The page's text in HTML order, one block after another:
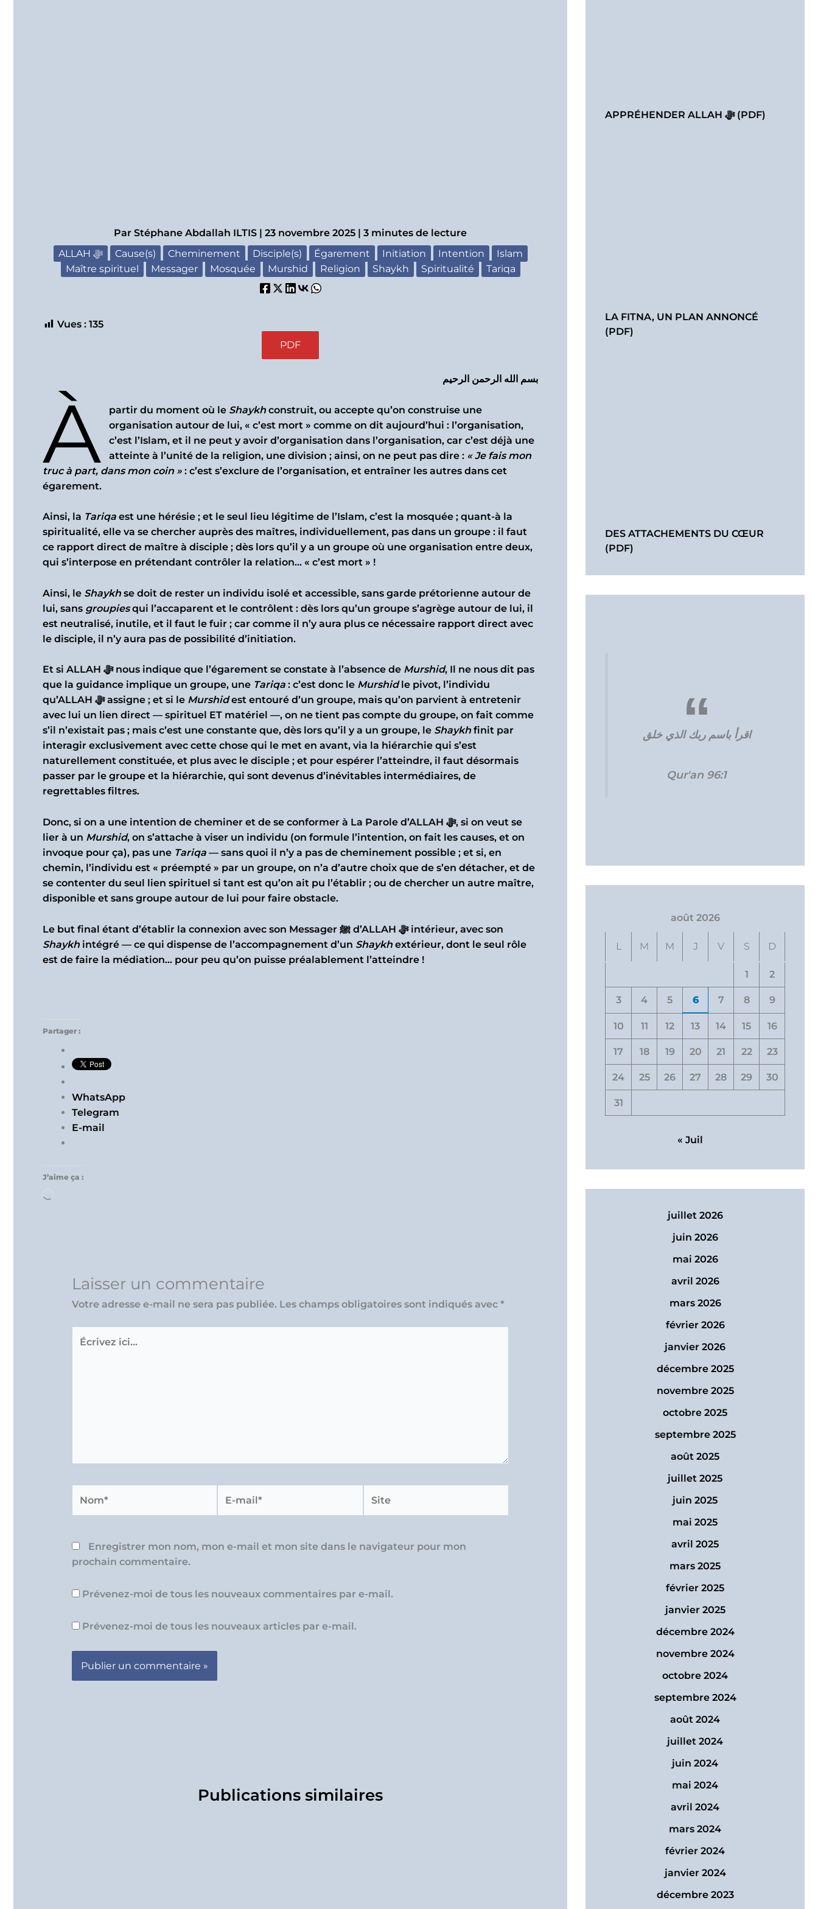
Par Stéphane Abdallah ILTIS | 23 novembre 2025 | 3 minutes de lecture
ALLAH ﷻ
Cause(s) Cheminement Disciple(s) Égarement Initiation Intention
Islam
Maître spirituel
Messager Mosquée Murshid Religion Shaykh Spiritualité Tariqa
Vues : 135
PDF
بسم الله الرحمن الرحيم
À partir du moment où le Shaykh construit, ou accepte qu’on construise une
organisation autour de lui, « c’est mort » comme on dit aujourd’hui : l’organisation,
c’est l’Islam, et il ne peut y avoir d’organisation dans l’organisation, car c’est déjà une
atteinte à l’unité de la religion, une division ; ainsi, on ne peut pas dire : « Je fais mon
truc à part, dans mon coin » : c’est s’exclure de l’organisation, et entraîner les autres dans cet
égarement.
Ainsi, la Tariqa est une hérésie ; et le seul lieu légitime de l’Islam, c’est la mosquée ; quant-à la
spiritualité, elle va se chercher auprès des maîtres, individuellement, pas dans un groupe : il faut
ce rapport direct de maître à disciple ; dès lors qu’il y a un groupe où une organisation entre deux,
qui s’interpose en prétendant contrôler la relation… « c’est mort » !
Ainsi, le Shaykh se doit de rester un individu isolé et accessible, sans garde prétorienne autour de
lui, sans groupiesqui l’accaparent et le contrôlent : dès lors qu’un groupe s’agrège autour de lui, il
est neutralisé, inutile, et il faut le fuir ; car comme il n’y aura plus ce nécessaire rapport direct avec
le disciple, il n’y aura pas de possibilité d’initiation.
Et si ALLAH ﷻ nous indique que l’égarement se constate à l’absence de Murshid, Il ne nous dit pas
que la guidance implique un groupe, une Tariqa : c’est donc le Murshidle pivot, l’individu
qu’ALLAH ﷻ assigne ; et si le Murshidest entouré d’un groupe, mais qu’on parvient à entretenir
avec lui un lien direct — spirituel ET matériel —, on ne tient pas compte du groupe, on fait comme
s’il n’existait pas ; mais c’est une constante que, dès lors qu’il y a un groupe, le Shaykh finit par
interagir exclusivement avec cette chose qui le met en avant, via la hiérarchie qui s’est
naturellement constituée, et plus avec le disciple ; et pour espérer l’atteindre, il faut désormais
passer par le groupe et la hiérarchie, qui sont devenus d’inévitables intermédiaires, de
regrettables filtres.
Donc, si on a une intention de cheminer et de se conformer à La Parole d’ALLAH ﷻ, si on veut se
lier à un Murshid, on s’attache à viser un individu (on formule l’intention, on fait les causes, et on
invoque pour ça), pas une Tariqa — sans quoi il n’y a pas de cheminement possible ; et si, en
chemin, l’individu est « préempté » par un groupe, on n’a d’autre choix que de s’en détacher, et de
se contenter du seul lien spirituel si tant est qu’on ait pu l’établir ; ou de chercher un autre maître,
disponible et sans groupe autour de lui pour faire obstacle.
Le but final étant d’établir la connexion avec son Messager ﷺ d’ALLAH ﷻ intérieur, avec son
Shaykh intégré — ce qui dispense de l’accompagnement d’un Shaykh extérieur, dont le seul rôle
est de faire la médiation… pour peu qu’on puisse préalablement l’atteindre !
Partager :
WhatsApp
Telegram
E-mail
J’aime ça :
Laisser un commentaire
Votre adresse e-mail ne sera pas publiée. Les champs obligatoires sont indiqués avec *
ici…
mail*
Enregistrer mon nom, mon e-mail et mon site dans le navigateur pour mon
prochain commentaire.
Prévenez-moi de tous les nouveaux commentaires par e-mail.
Prévenez-moi de tous les nouveaux articles par e-mail.
Publications similaires
APPRÉHENDER ALLAH ﷻ (PDF)
LA FITNA, UN PLAN ANNONCÉ
(PDF)
DES ATTACHEMENTS DU CŒUR
(PDF)
اقرأ باسم ربك الذي خلق
Qur'an 96:1
août 2026
L M M J V S D
1 2
3 4 5 6 7 8 9
10 11 12 13 14 15 16
17 18 19 20 21 22 23
24 25 26 27 28 29 30
31
« Juil
juillet 2026
juin 2026
mai 2026
avril 2026
mars 2026
février 2026
janvier 2026
décembre 2025
novembre 2025
octobre 2025
septembre 2025
août 2025
juillet 2025
juin 2025
mai 2025
avril 2025
mars 2025
février 2025
janvier 2025
décembre 2024
novembre 2024
octobre 2024
septembre 2024
août 2024
juillet 2024
juin 2024
mai 2024
avril 2024
mars 2024
février 2024
janvier 2024
décembre 2023